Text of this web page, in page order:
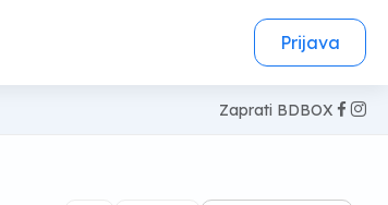
Prijava
Zaprati BDBOX